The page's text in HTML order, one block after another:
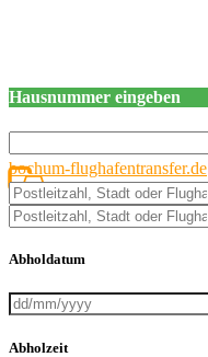
Hausnummer eingeben
bochum-flughafentransfer.de
Abholdatum
Abholzeit